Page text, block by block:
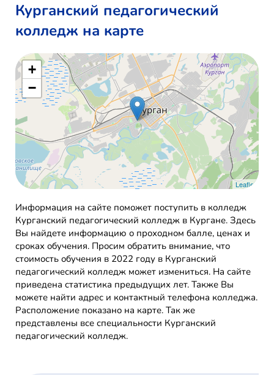
Курганский педагогический
колледж на карте
+
−
Leaflet
Информация на сайте поможет поступить в колледж
Курганский педагогический колледж в Кургане. Здесь
Вы найдете информацию о проходном балле, ценах и
сроках обучения. Просим обратить внимание, что
стоимость обучения в 2022 году в Курганский
педагогический колледж может измениться. На сайте
приведена статистика предыдущих лет. Также Вы
можете найти адрес и контактный телефона колледжа.
Расположение показано на карте. Так же
представлены все специальности Курганский
педагогический колледж.